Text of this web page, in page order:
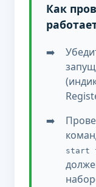
Как
start